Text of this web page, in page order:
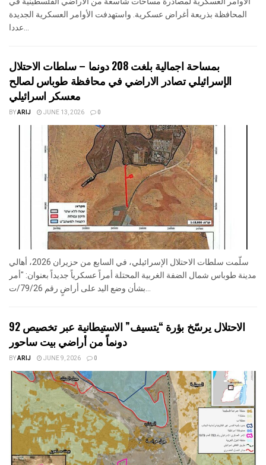
المحافظة بذريعة أغراض عسكرية. واستهدفت الأوامر العسكرية الجديدة
بمساحة اجمالية بلغت 208 دونما – سلطات الاحتلال
الإسرائيلي تصادر الاراضي في محافظة طوباس لصالح
معسكر اسرائيلي
BYARIJ JUNE 13, 2026 0
سلّمت سلطات الاحتلال الإسرائيلي، في السابع من حزيران 2026، أهالي
مدينة طوباس شمال الضفة الغربية المحتلة أمراً عسكرياً جديداً بعنوان: "أمر
الاحتلال يرسّخ بؤرة “يتسيف” الاستيطانية عبر تخصيص 92
دونماً من أراضي بيت ساحور
BYARIJ JUNE 9, 2026 0